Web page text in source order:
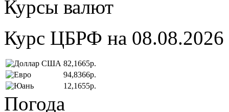
Курсы валют
Курс ЦБРФ на 08.08.2026
82,1665р.
94,8366р.
12,1655р.
Погода